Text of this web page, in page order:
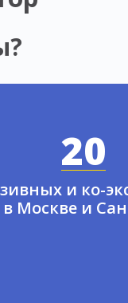
20
и ко-
Москве и